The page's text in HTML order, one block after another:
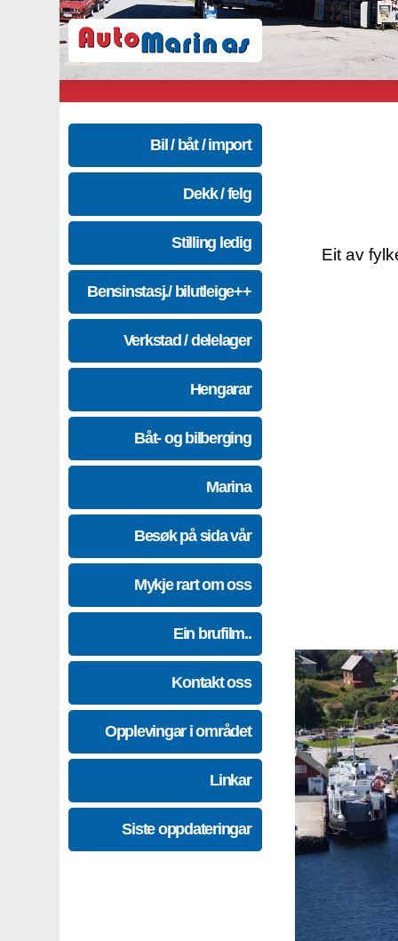
Bil / båt / import
Dekk / felg
Stilling ledig
Bensinstasj./ bilutleige++
Verkstad / delelager
Hengarar
Båt- og bilberging
Marina
Besøk på sida vår
Mykje rart om oss
Ein brufilm..
Kontakt oss
Opplevingar i området
Linkar
Siste oppdateringar
Eit av